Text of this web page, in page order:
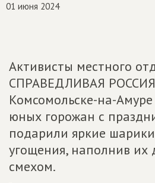
01 июня 2024
Активисты местного
СПРАВЕДЛИВАЯ
Комсомольске-на-
юных горожан с
подарили яркие
угощения, наполнив их
смехом.